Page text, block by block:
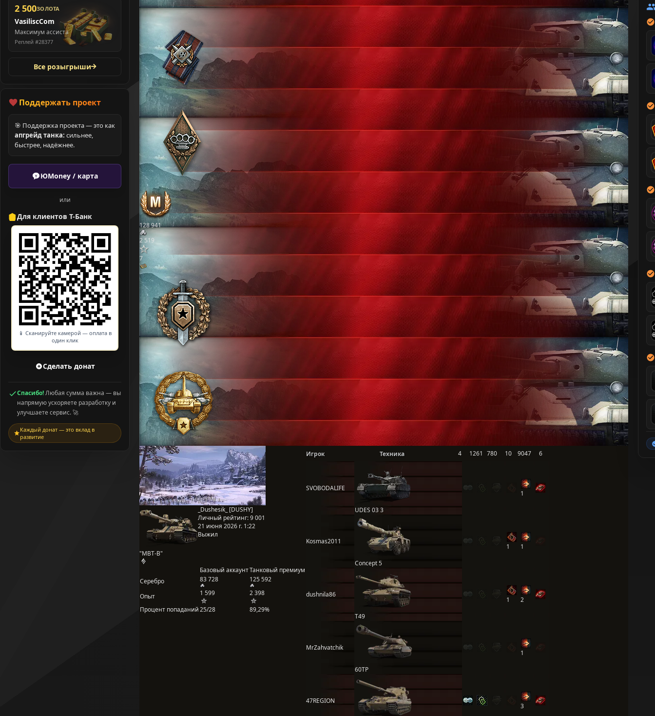
2 500ЗОЛОТА
VasiliscCom
Максимум ассиста
Реплей #28377
Все розыгрыши
Поддержать проект
🎯 Поддержка проекта — это как
апгрейд танка: сильнее,
быстрее, надёжнее.
ЮMoney / карта
или
Для клиентов Т-Банк
📱 Сканируйте камерой — оплата в
один клик
Сделать донат
Спасибо!Любая сумма важна — вы
напрямую ускоряете разработку и
улучшаете сервис. 🚀
Каждый донат — это вклад в
развитие
128 941
2 519
7
"MBT-B"
_Dushesik_ [DUSHY]
Личный рейтинг:9 001
21 июня 2026 г. 1:22
Выжил
Базовый аккаунтТанковый премиум
Серебро
83 728 125 592
Опыт 1 599
2 398
Процент попаданий25/28 89,29%
Игрок Техника 4 1261 780 10 9047 6
SVOBODALIFE
UDES 03 3
1
Kosmas2011
Concept 5
1 1
dushnila86
T49
1 2
MrZahvatchik
60TP
1
47REGION
3